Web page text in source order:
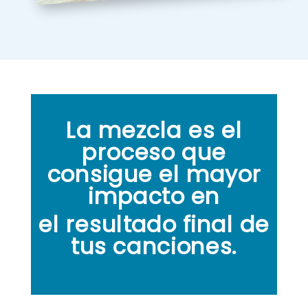
La mezcla es el
proceso que
consigue el mayor
impacto en
el resultado final de
tus canciones.